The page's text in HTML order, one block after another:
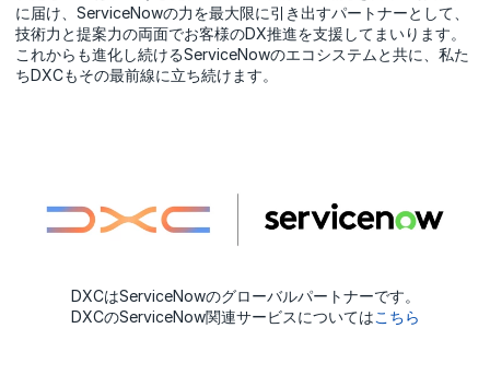
に届け、ServiceNowの力を最大限に引き出すパートナーとして、
技術力と提案力の両面でお客様のDX推進を支援してまいります。
これからも進化し続けるServiceNowのエコシステムと共に、私た
ちDXCもその最前線に立ち続けます。
DXCはServiceNowのグローバルパートナーです。
DXCのServiceNow関連サービスについてはこちら